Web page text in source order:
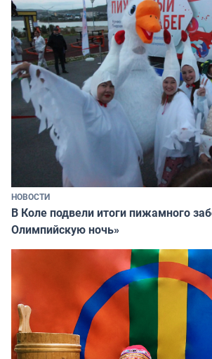
НОВОСТИ
В Коле подвели итоги пижамного
Олимпийскую ночь»